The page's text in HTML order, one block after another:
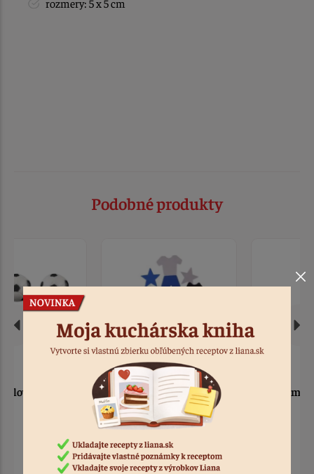
rozmery: 5 x 5 cm
Podobné produkty
Zápich - sada lopta,
kopačky, dres, hviezdy
Forma medvedík 2 ks
2,50 €